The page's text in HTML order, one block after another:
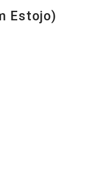
Estojo)